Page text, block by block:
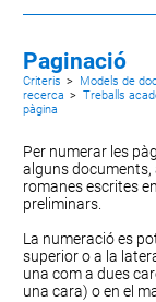
Paginació
Criteris > Models de
recerca > Treballs
pàgina
Per numerar les
alguns documents,
romanes escrites
preliminars.
La numeració es
superior o a la
una com a dues
una cara) o en el